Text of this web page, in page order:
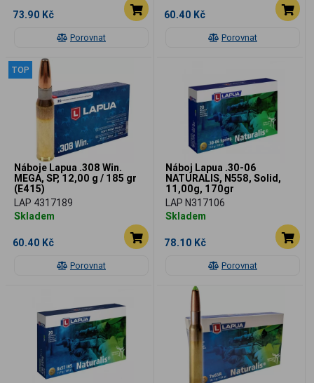
Porovnat
73.90 Kč
Porovnat
60.40 Kč
TOP
Porovnat
Náboje Lapua .308 Win.
MEGA, SP, 12,00 g / 185 gr
(E415)
LAP 4317189
Skladem
60.40 Kč
Porovnat
Náboj Lapua .30-06
NATURALIS, N558, Solid,
11,00g, 170gr
LAP N317106
Skladem
78.10 Kč